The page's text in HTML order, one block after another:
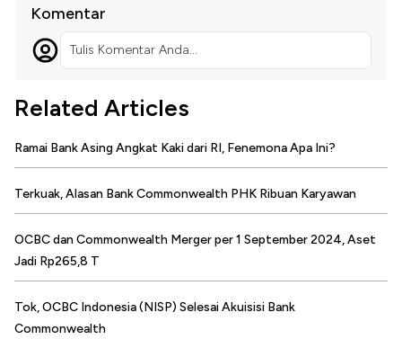
Komentar
Tulis Komentar Anda...
Related Articles
Ramai Bank Asing Angkat Kaki dari RI, Fenemona Apa Ini?
Terkuak, Alasan Bank Commonwealth PHK Ribuan Karyawan
OCBC dan Commonwealth Merger per 1 September 2024, Aset
Jadi Rp265,8 T
Tok, OCBC Indonesia (NISP) Selesai Akuisisi Bank
Commonwealth